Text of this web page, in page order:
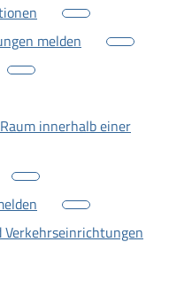
melden
innerhalb einer